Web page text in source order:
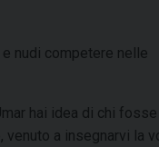
nudi competere nelle
hai idea di chi fosse
venuto a insegnarvi la